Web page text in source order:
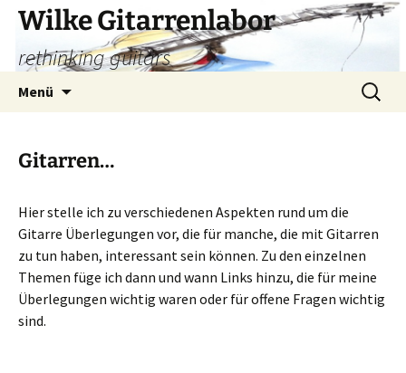
Zum
Inhalt
springen
Wilke Gitarrenlabor
rethinking guitars
Menü
Suchen
nach:
Gitarren…
Hier stelle ich zu verschiedenen Aspekten rund um die
Gitarre Überlegungen vor, die für manche, die mit Gitarren
zu tun haben, interessant sein können. Zu den einzelnen
Themen füge ich dann und wann Links hinzu, die für meine
Überlegungen wichtig waren oder für offene Fragen wichtig
sind.